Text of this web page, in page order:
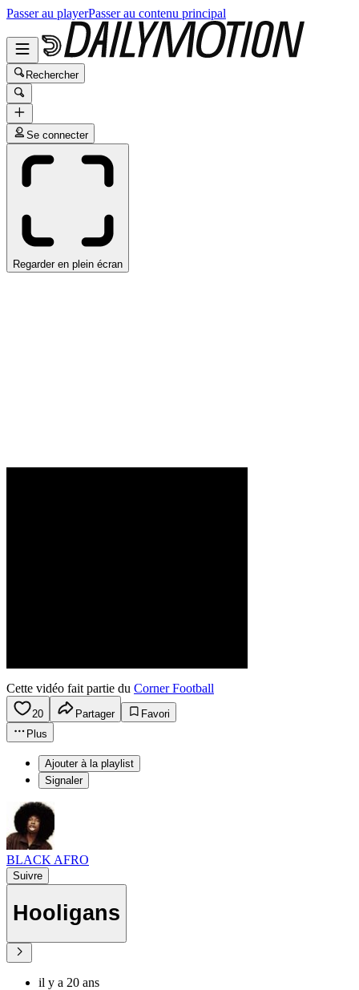
Passer au playerPasser au contenu principal
Rechercher
Se connecter
Regarder en plein écran
Cette vidéo fait partie du Corner Football
20 Partager
Favori
Plus
Ajouter à la playlist
Signaler
BLACK AFRO
Suivre
Hooligans
il y a 20 ans